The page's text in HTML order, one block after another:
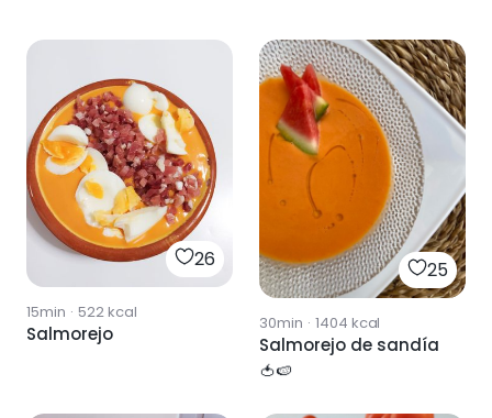
26
15min · 522kcal
Salmorejo
25
30min · 1404 kcal
Salmorejo de sandía
🍅🍉